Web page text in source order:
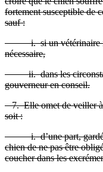
fortement susceptible de
sauf :
i. si un vétérinaire
nécessaire,
ii. dans les
gouverneur en conseil.
7. Elle omet de veiller à
soit :
i. d’une part, gardé
chien de ne pas être
coucher dans les